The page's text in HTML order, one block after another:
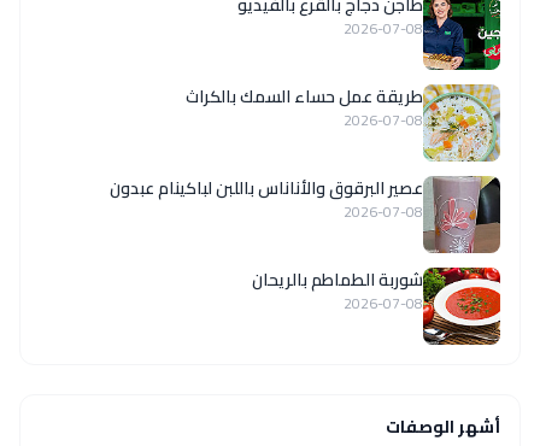
2026-07-08
طريقة عمل حساء السمك بالكراث
2026-07-08
عصير البرقوق والأناناس باللبن لباكينام عبدون
2026-07-08
شوربة الطماطم بالريحان
2026-07-08
أشهر الوصفات